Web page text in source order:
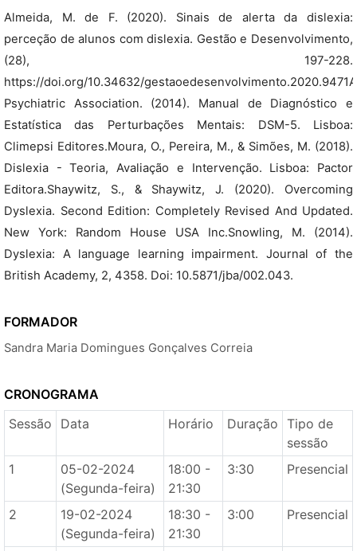
Almeida, M. de F. (2020). Sinais de alerta da dislexia:
perceção de alunos com dislexia. Gestão e Desenvolvimento,
(28), 197-228.
https://doi.org/10.34632/
Psychiatric Association. (2014). Manual de Diagnóstico e
Estatística das Perturbações Mentais: DSM-5. Lisboa:
Climepsi Editores.Moura, O., Pereira, M., & Simões, M. (2018).
Dislexia - Teoria, Avaliação e Intervenção. Lisboa: Pactor
Editora.Shaywitz, S., & Shaywitz, J. (2020). Overcoming
Dyslexia. Second Edition: Completely Revised And Updated.
New York: Random House USA Inc.Snowling, M. (2014).
Dyslexia: A language learning impairment. Journal of the
British Academy, 2, 4358. Doi: 10.5871/jba/002.043.
FORMADOR
Sandra Maria Domingues Gonçalves Correia
CRONOGRAMA
Sessão
Data Horário Duração Tipo de
sessão
1
05-02-2024
(Segunda-feira)
18:00 -
21:30
3:30 Presencial
2
19-02-2024
(Segunda-feira)
18:30 -
21:30
3:00 Presencial